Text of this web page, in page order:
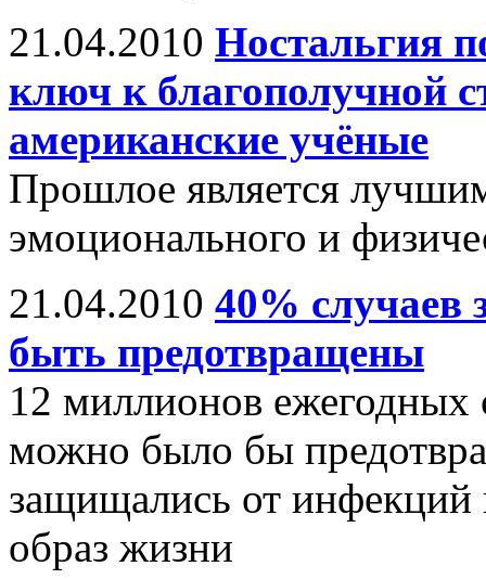
21.04.2010 Ностальгия
ключ к благополучной
американские учёные
Прошлое является
эмоционального и
21.04.2010 40% случаев
быть предотвращены
12 миллионов ежегодных
можно было бы
защищались от инфекций
образ жизни